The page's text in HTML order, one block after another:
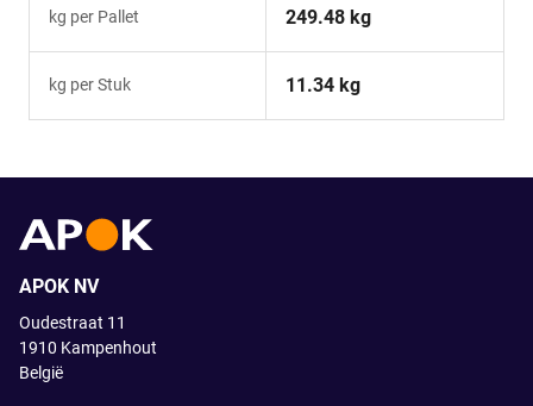
kg per Pallet 249.48 kg
kg per Stuk 11.34 kg
APOK NV
Oudestraat 11
1910 Kampenhout
België